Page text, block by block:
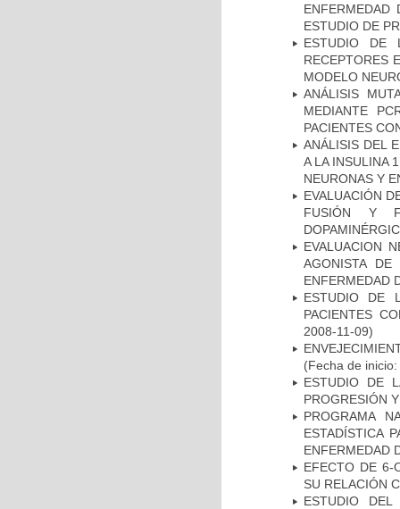
ENFERMEDAD
ESTUDIO DE
ESTUDIO DE
RECEPTORES
MODELO
ANÁLISIS
MEDIANTE
PACIENTES
ANÁLISIS DEL
A LA INSULINA
NEURONAS Y
EVALUACIÓN
FUSIÓN Y
EVALUACION
AGONISTA
ENFERMEDAD
ESTUDIO DE
PACIENTES
2008-11-09)
(Fecha de
ESTUDIO DE
PROGRESIÓN
PROGRAMA
ESTADÍSTICA
ENFERMEDAD
EFECTO DE 6-
SU RELACIÓN
ESTUDIO